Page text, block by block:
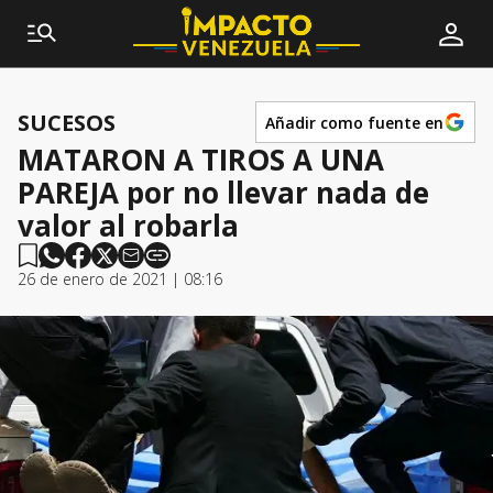
SUCESOS Añadir como fuente en
MATARON A TIROS A UNA
PAREJA por no llevar nada de
valor al robarla
26 de enero de 2021 | 08:16